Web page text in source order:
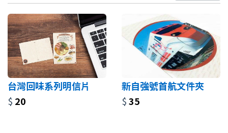
台灣回味系列明信片
$ 20
新自強號首航文件夾
$35